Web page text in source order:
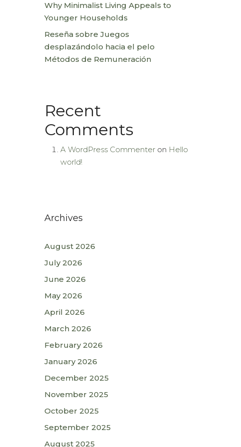
Why Minimalist Living Appeals to
Younger Households
Reseña sobre Juegos
desplazándolo hacia el pelo
Métodos de Remuneración
Recent
Comments
A WordPress Commenter on Hello
world!
Archives
August 2026
July 2026
June 2026
May 2026
April 2026
March 2026
February 2026
January 2026
December 2025
November 2025
October 2025
September 2025
August 2025